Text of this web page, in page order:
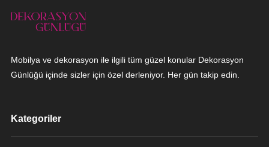
Mobilya ve dekorasyon ile ilgili tüm güzel konular Dekorasyon
Günlüğü içinde sizler için özel derleniyor. Her gün takip edin.
Kategoriler